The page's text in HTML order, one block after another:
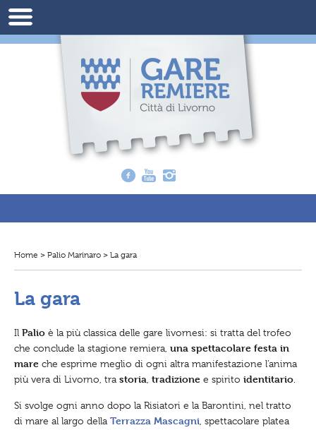
T
o
v
u
i
.
.
:
Home > Palio Marinaro > La gara
La gara
Il Palio è la più classica delle gare livornesi: si tratta del trofeo
che conclude la stagione remiera, una spettacolare festa in
mare che esprime meglio di ogni altra manifestazione l’anima
più vera di Livorno, tra storia tradizione e spirito identitario
Si svolge ogni anno dopo la Risiatori e la Barontini, nel tratto
di mare al largo della Terrazza Mascagni , spettacolare platea